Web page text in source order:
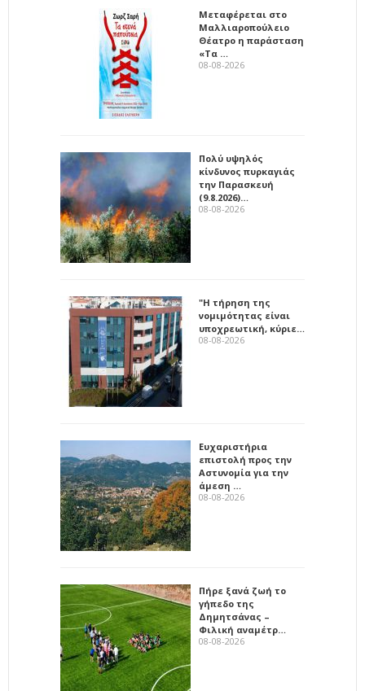
Μεταφέρεται στο
Μαλλιαροπούλειο
Θέατρο η παράσταση
«Τα …
08-08-2026
Πολύ υψηλός
κίνδυνος πυρκαγιάς
την Παρασκευή
(9.8.2026)…
08-08-2026
"Η τήρηση της
νομιμότητας είναι
υποχρεωτική, κύριε…
08-08-2026
Ευχαριστήρια
επιστολή προς την
Αστυνομία για την
άμεση …
08-08-2026
Πήρε ξανά ζωή το
γήπεδο της
Δημητσάνας –
Φιλική αναμέτρ…
08-08-2026